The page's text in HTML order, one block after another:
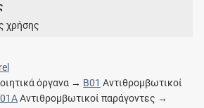
χρήσης
όργανα → B01 Αντιθρομβωτικοί
Αντιθρομβωτικοί παράγοντες →